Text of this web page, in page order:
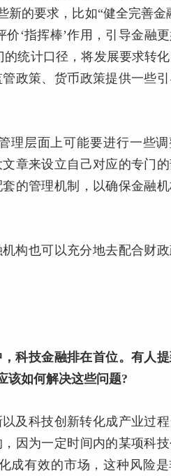
的要求，比如“健全完善金
‘指挥棒’作用，引导金融
统计口径，将发展要求转
政策、货币政策提供一些
理层面上可能要进行一些调
章来设立自己对应的专门的
的管理机制，以确保金融
构也可以充分地去配合财
科技金融排在首位。有人
该如何解决这些问题?
及科技创新转化成产业过
因为一定时间内的某项科
成有效的市场，这种风险